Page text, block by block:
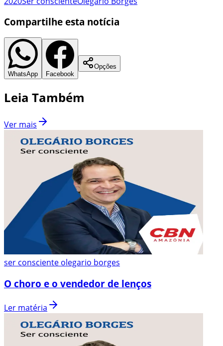
Compartilhe esta notícia
WhatsApp Facebook
Opções
Leia Também
Ver mais
ser consciente olegario borges
O choro e o vendedor de lenços
Ler matéria